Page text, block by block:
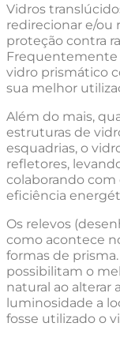
Vidros
redirecionar e/ou
proteção contra
Frequentemente
vidro prismático
sua melhor
Além do mais,
estruturas de
esquadrias, o
refletores,
colaborando
eficiência
Os relevos
como acontece
formas de
possibilitam o
natural ao alterar
luminosidade a
fosse utilizado o